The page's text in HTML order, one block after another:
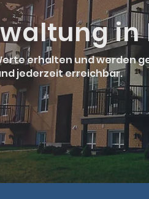
in
erhalten und werden
jederzeit erreichbar.